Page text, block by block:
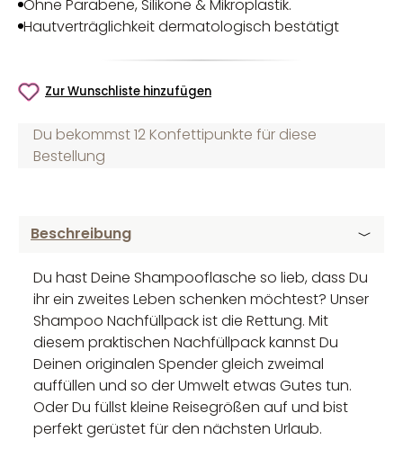
Ohne Parabene, Silikone & Mikroplastik.
Hautverträglichkeit dermatologisch bestätigt
Zur Wunschliste hinzufügen
Du bekommst 12 Konfettipunkte für diese
Bestellung
Beschreibung
Du hast Deine Shampooflasche so lieb, dass Du
ihr ein zweites Leben schenken möchtest? Unser
Shampoo Nachfüllpack ist die Rettung. Mit
diesem praktischen Nachfüllpack kannst Du
Deinen originalen Spender gleich zweimal
auffüllen und so der Umwelt etwas Gutes tun.
Oder Du füllst kleine Reisegrößen auf und bist
perfekt gerüstet für den nächsten Urlaub.